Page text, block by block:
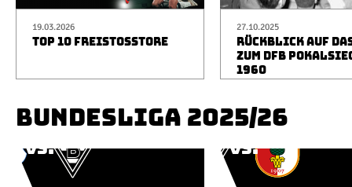
19.03.2026
TOP 10 FREISTOSSTORE
27.10.2025
RÜCKBLICK AUF
ZUM DFB
1960
BUNDESLIGA 2025/26